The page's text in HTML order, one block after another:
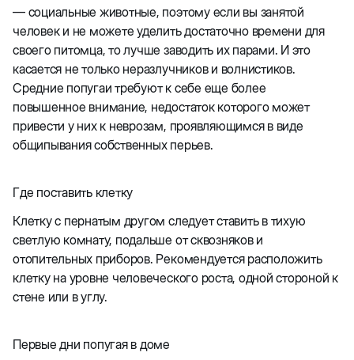
— социальные животные, поэтому если вы занятой
человек и не можете уделить достаточно времени для
своего питомца, то лучше заводить их парами. И это
касается не только неразлучников и волнистиков.
Средние попугаи требуют к себе еще более
повышенное внимание, недостаток которого может
привести у них к неврозам, проявляющимся в виде
общипывания собственных перьев.
Где поставить клетку
Клетку с пернатым другом следует ставить в тихую
светлую комнату, подальше от сквозняков и
отопительных приборов. Рекомендуется расположить
клетку на уровне человеческого роста, одной стороной к
стене или в углу.
Первые дни попугая в доме